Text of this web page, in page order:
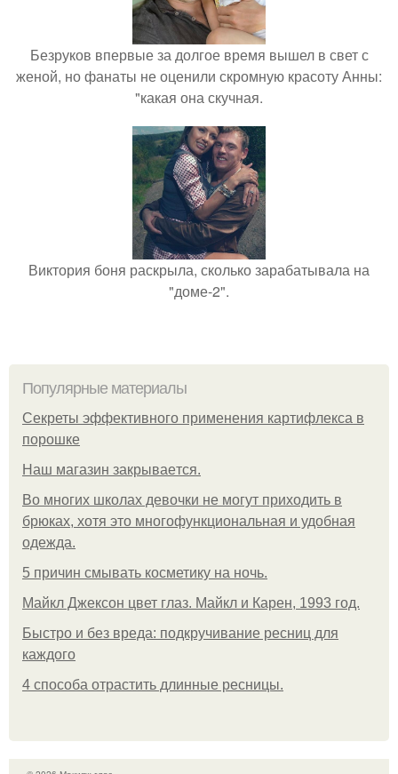
Безруков впервые за долгое время вышел в свет с
женой, но фанаты не оценили скромную красоту Анны:
"какая она скучная.
Виктория боня раскрыла, сколько зарабатывала на
"доме-2".
Популярные материалы
Секреты эффективного применения картифлекса в
порошке
Нaш магaзин зaкрывaeтся.
Во многих школах девочки не могут приходить в
брюках, хотя это многофункциональная и удобная
одежда.
5 причин смывать косметику на ночь.
Майкл Джексон цвет глаз. Майкл и Карен, 1993 год.
Быстро и без вреда: подкручивание ресниц для
каждого
4 способа отрастить длинные ресницы.